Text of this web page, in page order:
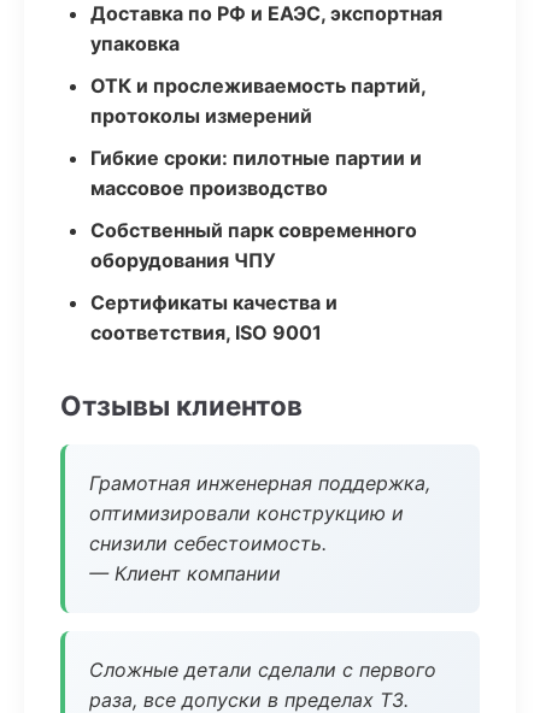
Доставка по РФ и ЕАЭС, экспортная
упаковка
ОТК и прослеживаемость партий,
протоколы измерений
Гибкие сроки: пилотные партии и
массовое производство
Собственный парк современного
оборудования ЧПУ
Сертификаты качества и
соответствия, ISO 9001
Отзывы клиентов
Грамотная инженерная поддержка,
оптимизировали конструкцию и
снизили себестоимость.
— Клиент компании
Сложные детали сделали с первого
раза, все допуски в пределах ТЗ.